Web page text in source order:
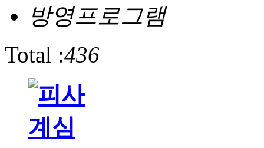
방영프로그램
Total :436